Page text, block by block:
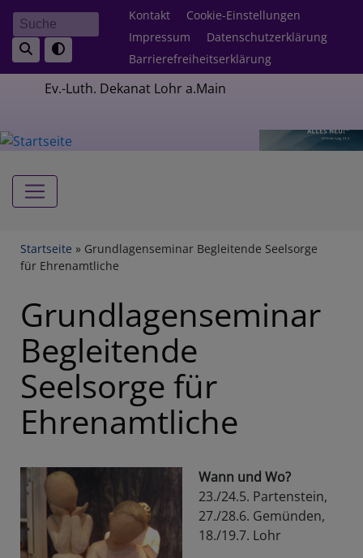
Direkt
zum
Inhalt
Suche Fußbereichsmenü
Kontakt
Cookie-Einstellungen
Impressum
Datenschutzerklärung
Barrierefreiheitserklärung
Ev.-Luth. Dekanat Lohr a.Main
Hauptnavigation
Breadcrumb
Startseite
Grundlagenseminar Begleitende Seelsorge
für Ehrenamtliche
Grundlagenseminar
Begleitende
Seelsorge für
Ehrenamtliche
Wann und Wo?
23./24.5. Partenstein,
27./28.6. Gemünden,
18./19.7. Lohr